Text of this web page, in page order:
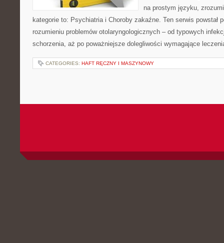
na prostym języku,
kategorie to: Psychiatria i Choroby zakaźne. Ten serwis powstał
rozumieniu problemów otolaryngologicznych – od typowych
schorzenia, aż po poważniejsze dolegliwości wymagające
CATEGORIES: HAFT RĘCZNY I MASZYNOWY